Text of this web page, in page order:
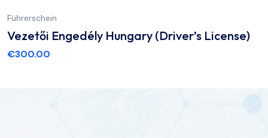
Führerschein
Vezetői Engedély Hungary (Driver’s License)
€300.00